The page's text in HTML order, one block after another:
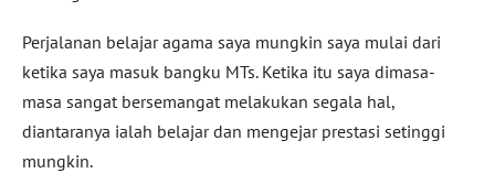
Perjalanan belajar agama saya mungkin saya mulai dari
ketika saya masuk bangku MTs. Ketika itu saya dimasa-
masa sangat bersemangat melakukan segala hal,
diantaranya ialah belajar dan mengejar prestasi setinggi
mungkin.